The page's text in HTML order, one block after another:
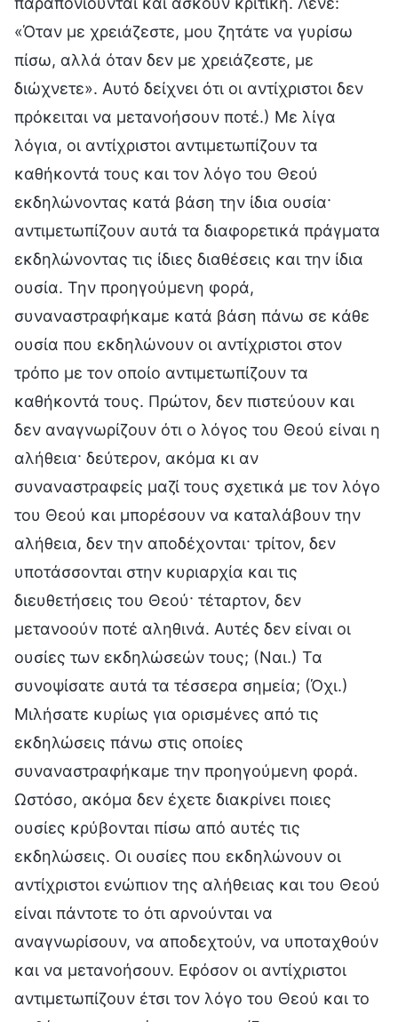
«Όταν με χρειάζεστε, μου ζητάτε να γυρίσω
πίσω, αλλά όταν δεν με χρειάζεστε, με
διώχνετε». Αυτό δείχνει ότι οι αντίχριστοι δεν
πρόκειται να μετανοήσουν ποτέ.) Με λίγα
λόγια, οι αντίχριστοι αντιμετωπίζουν τα
καθήκοντά τους και τον λόγο του Θεού
εκδηλώνοντας κατά βάση την ίδια ουσία·
αντιμετωπίζουν αυτά τα διαφορετικά πράγματα
εκδηλώνοντας τις ίδιες διαθέσεις και την ίδια
ουσία. Την προηγούμενη φορά,
συναναστραφήκαμε κατά βάση πάνω σε κάθε
ουσία που εκδηλώνουν οι αντίχριστοι στον
τρόπο με τον οποίο αντιμετωπίζουν τα
καθήκοντά τους. Πρώτον, δεν πιστεύουν και
δεν αναγνωρίζουν ότι ο λόγος του Θεού είναι η
αλήθεια· δεύτερον, ακόμα κι αν
συναναστραφείς μαζί τους σχετικά με τον λόγο
του Θεού και μπορέσουν να καταλάβουν την
αλήθεια, δεν την αποδέχονται· τρίτον, δεν
υποτάσσονται στην κυριαρχία και τις
διευθετήσεις του Θεού· τέταρτον, δεν
μετανοούν ποτέ αληθινά. Αυτές δεν είναι οι
ουσίες των εκδηλώσεών τους; (Ναι.) Τα
συνοψίσατε αυτά τα τέσσερα σημεία; (Όχι.)
Μιλήσατε κυρίως για ορισμένες από τις
εκδηλώσεις πάνω στις οποίες
συναναστραφήκαμε την προηγούμενη φορά.
Ωστόσο, ακόμα δεν έχετε διακρίνει ποιες
ουσίες κρύβονται πίσω από αυτές τις
εκδηλώσεις. Οι ουσίες που εκδηλώνουν οι
αντίχριστοι ενώπιον της αλήθειας και του Θεού
είναι πάντοτε το ότι αρνούνται να
αναγνωρίσουν, να αποδεχτούν, να υποταχθούν
και να μετανοήσουν. Εφόσον οι αντίχριστοι
αντιμετωπίζουν έτσι τον λόγο του Θεού και το